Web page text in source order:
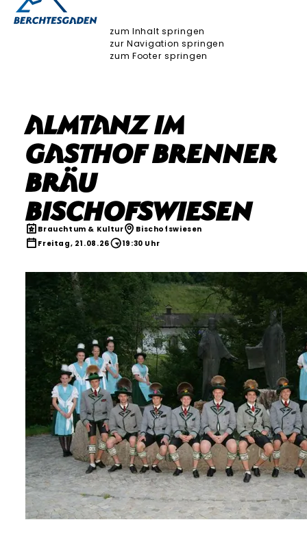
zum Inhalt springen
zur Navigation springen
zum Footer springen
Almtanz im
Gasthof Brenner
Bräu
Bischofswiesen
Brauchtum & Kultur
Bischofswiesen
Freitag, 21.08.26
19:30 Uhr